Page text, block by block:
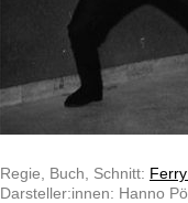
Regie, Buch, Schnitt:
Darsteller:innen: Hanno